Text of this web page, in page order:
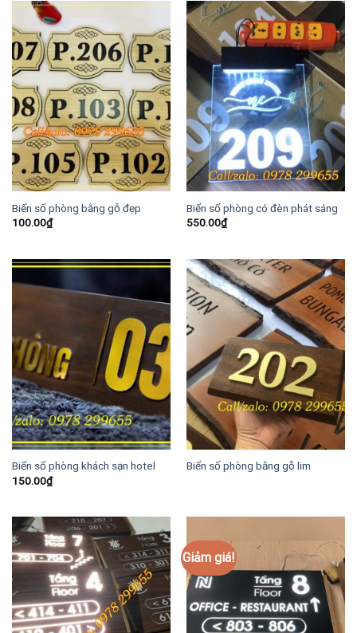
Biển số phòng bằng gỗ đẹp
100.00₫
Biển số phòng có đèn phát sáng
550.00₫
Biển số phòng khách sạn hotel
150.00₫
Biển số phòng bằng gỗ lim
Giảm giá!